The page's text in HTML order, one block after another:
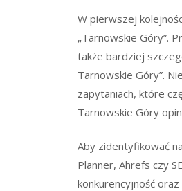
W pierwszej
„Tarnowskie Góry”.
także bardziej
Tarnowskie Góry”.
zapytaniach, które
Tarnowskie Góry
Aby zidentyfikować
Planner, Ahrefs czy
konkurencyjność